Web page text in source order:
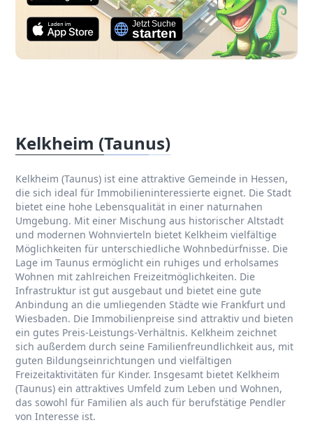
Kelkheim (Taunus)
Kelkheim (Taunus) ist eine attraktive Gemeinde in Hessen,
die sich ideal für Immobilieninteressierte eignet. Die Stadt
bietet eine hohe Lebensqualität in einer naturnahen
Umgebung. Mit einer Mischung aus historischer Altstadt
und modernen Wohnvierteln bietet Kelkheim vielfältige
Möglichkeiten für unterschiedliche Wohnbedürfnisse. Die
Lage im Taunus ermöglicht ein ruhiges und erholsames
Wohnen mit zahlreichen Freizeitmöglichkeiten. Die
Infrastruktur ist gut ausgebaut und bietet eine gute
Anbindung an die umliegenden Städte wie Frankfurt und
Wiesbaden. Die Immobilienpreise sind attraktiv und bieten
ein gutes Preis-Leistungs-Verhältnis. Kelkheim zeichnet
sich außerdem durch seine Familienfreundlichkeit aus, mit
guten Bildungseinrichtungen und vielfältigen
Freizeitaktivitäten für Kinder. Insgesamt bietet Kelkheim
(Taunus) ein attraktives Umfeld zum Leben und Wohnen,
das sowohl für Familien als auch für berufstätige Pendler
von Interesse ist.